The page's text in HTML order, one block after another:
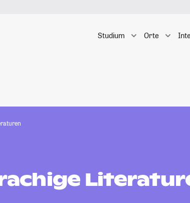
Studium Orte